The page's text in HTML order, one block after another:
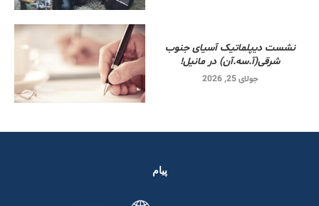
نشست دیپلماتیک آسیای جنوب
شرقی‌(آ.سه.آن) در مانیل!
جولای 25, 2026
پیام